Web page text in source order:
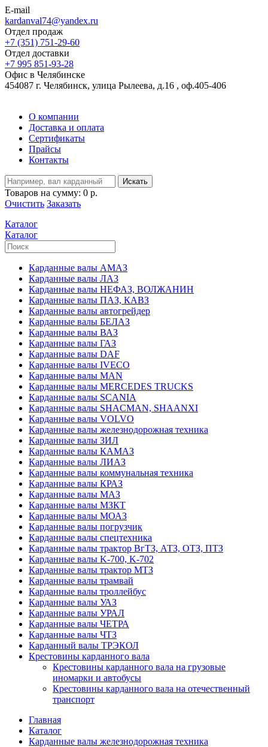
E-mail
kardanval74@yandex.ru
Отдел продаж
+7 (351) 751-29-60
Отдел доставки
+7 995 851-93-28
Офис в Челябинске
454087 г. Челябинск, улица Рылеева, д.16 , оф.405-406
О компании
Доставка и оплата
Сертификаты
Прайсы
Контакты
Искать
Товаров на сумму: 0 р.
Очистить Заказать
Каталог
Каталог
Карданные валы АМАЗ
Карданные валы ЛАЗ
Карданные валы НЕФАЗ, ВОЛЖАНИН
Карданные валы ПАЗ, КАВЗ
Карданные валы автогрейдер
Карданные валы БЕЛАЗ
Карданные валы ВАЗ
Карданные валы ГАЗ
Карданные валы DAF
Карданные валы IVECO
Карданные валы MAN
Карданные валы MERCEDES TRUCKS
Карданные валы SCANIA
Карданные валы SHACMAN, SHAANXI
Карданные валы VOLVO
Карданные валы железнодорожная техника
Карданные валы ЗИЛ
Карданные валы КАМАЗ
Карданные валы ЛИАЗ
Карданные валы коммунальная техника
Карданные валы КРАЗ
Карданные валы МАЗ
Карданные валы МЗКТ
Карданные валы МОАЗ
Карданные валы погрузчик
Карданные валы спецтехника
Карданные валы трактор ВгТЗ, АТЗ, ОТЗ, ПТЗ
Карданные валы K-700, K-702
Карданные валы трактор МТЗ
Карданные валы трамвай
Карданные валы троллейбус
Карданные валы УАЗ
Карданные валы УРАЛ
Карданные валы ЧЕТРА
Карданные валы ЧТЗ
Карданный валы ТРЭКОЛ
Крестовины карданного вала
Крестовины карданного вала на грузовые
иномарки и автобусы
Крестовины карданного вала на отечественный
транспорт
Главная
Каталог
Карданные валы железнодорожная техника